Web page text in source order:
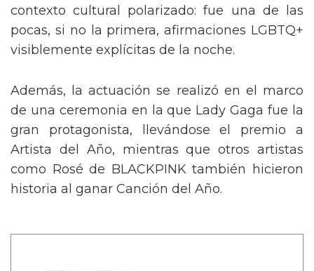
contexto cultural polarizado: fue una de las
pocas, si no la primera, afirmaciones LGBTQ+
visiblemente explícitas de la noche.
Además, la actuación se realizó en el marco
de una ceremonia en la que Lady Gaga fue la
gran protagonista, llevándose el premio a
Artista del Año, mientras que otros artistas
como Rosé de BLACKPINK también hicieron
historia al ganar Canción del Año.